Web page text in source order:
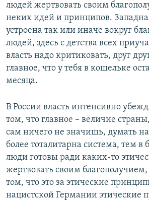
людей жертвовать своим
неких идей и принципов.
устроена так или иначе вокруг
людей, здесь с детства всех
власть надо критиковать, друг
главное, что у тебя в кошельке
месяца.
В России власть интенсивно
том, что главное – величие
сам ничего не значишь, думать
более тоталитарна система, тем в
люди готовы ради каких-то
жертвовать своим благополучием,
том, что это за этические
нацистской Германии этические